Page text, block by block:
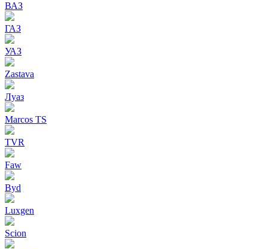
ВАЗ
ГАЗ
УАЗ
Zastava
Луаз
Marcos TS
TVR
Faw
Byd
Luxgen
Scion